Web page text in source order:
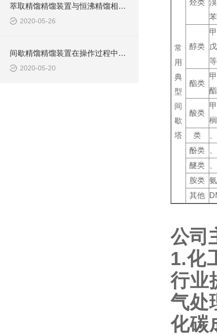
萃取精馏精馏装置与恒沸精馏相比具有什么优势？
2020-05-26
间歇精馏精馏装置在操作过程中具有如下特点
2020-05-20
常
用
典
型
间
歇
塔
烃类
醇类
等
酯类
酸类
类
酚类
醚类
胺类
其他
公司
1.化
行业
气处
化碳